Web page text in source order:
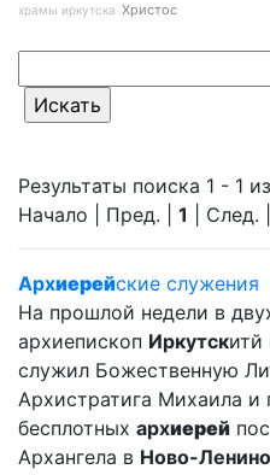
храмы иркутска Христос
Результаты поиска 1 - 1
Начало | Пред. | 1 | След.
Архиерейские служения
На прошлой недели в
архиепископ Иркутскитй
служил Божественную
Архистратига Михаила
бесплотных архиерей
Архангела в Ново-Ленино